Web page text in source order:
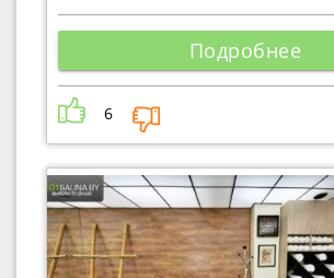
Подробнее
6